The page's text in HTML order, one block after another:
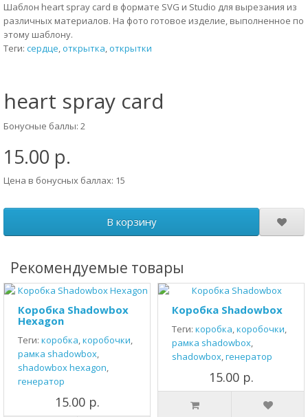
Шаблон heart spray card в формате SVG и Studio для вырезания из
различных материалов. На фото готовое изделие, выполненное по
этому шаблону.
Теги: сердце,открытка,открытки
heart spray card
Бонусные баллы: 2
15.00 р.
Цена в бонусных баллах: 15
В корзину
Рекомендуемые товары
Коробка Shadowbox
Hexagon
Теги: коробка,коробочки,
рамка shadowbox,
shadowbox hexagon,
генератор
15.00 р.
Коробка Shadowbox
Теги: коробка,коробочки,
рамка shadowbox,
shadowbox,генератор
15.00 р.